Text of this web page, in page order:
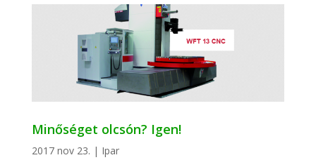
Minőséget olcsón? Igen!
2017 nov 23. | Ipar